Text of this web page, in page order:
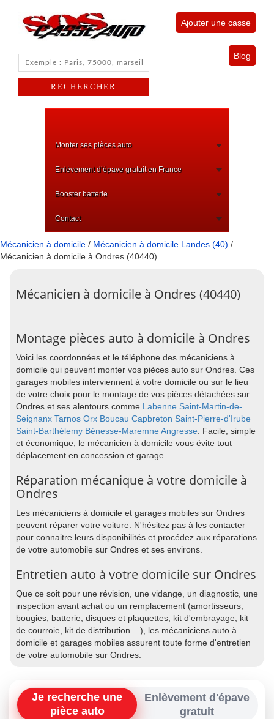
Ajouter une casse
Blog
Monter ses pièces auto
Enlèvement d’épave gratuit en France
Booster batterie
Contact
Mécanicien à domicile / Mécanicien à domicile Landes (40) /
Mécanicien à domicile à Ondres (40440)
Mécanicien à domicile à Ondres (40440)
Montage pièces auto à domicile à Ondres
Voici les coordonnées et le téléphone des mécaniciens à
domicile qui peuvent monter vos pièces auto sur Ondres. Ces
garages mobiles interviennent à votre domicile ou sur le lieu
de votre choix pour le montage de vos pièces détachées sur
Ondres et ses alentours comme Labenne Saint-Martin-de-
Seignanx Tarnos Orx Boucau Capbreton Saint-Pierre-d'Irube
Saint-Barthélemy Bénesse-Maremne Angresse. Facile, simple
et économique, le mécanicien à domicile vous évite tout
déplacement en concession et garage.
Réparation mécanique à votre domicile à
Ondres
Les mécaniciens à domicile et garages mobiles sur Ondres
peuvent réparer votre voiture. N'hésitez pas à les contacter
pour connaitre leurs disponibilités et procédez aux réparations
de votre automobile sur Ondres et ses environs.
Entretien auto à votre domicile sur Ondres
Que ce soit pour une révision, une vidange, un diagnostic, une
inspection avant achat ou un remplacement (amortisseurs,
bougies, batterie, disques et plaquettes, kit d'embrayage, kit
de courroie, kit de distribution ...), les mécaniciens auto à
domicile et garages mobiles assurent toute forme d'entretien
de votre automobile sur Ondres.
Je recherche une
pièce auto
Enlèvement d'épave
gratuit